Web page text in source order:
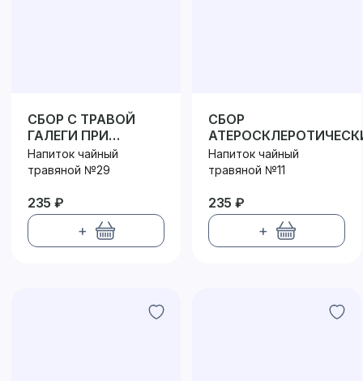
СБОР С ТРАВОЙ
ГАЛЕГИ ПРИ
ДИАБЕТЕ
Напиток чайный
травяной №29
235 ₽
+
СБОР
Напиток чайный
травяной №11
235 ₽
+